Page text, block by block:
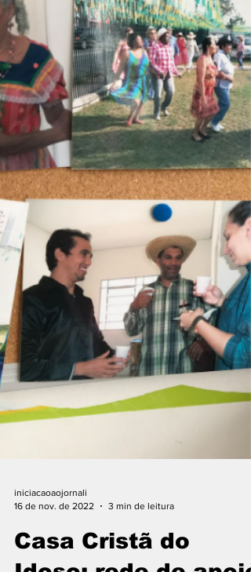
nas periferias com intuito de seguir os
da crença Tulio Gonzaga Shiraishi Projeto...